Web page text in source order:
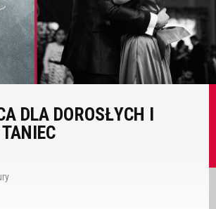
DLA DOROSŁYCH I